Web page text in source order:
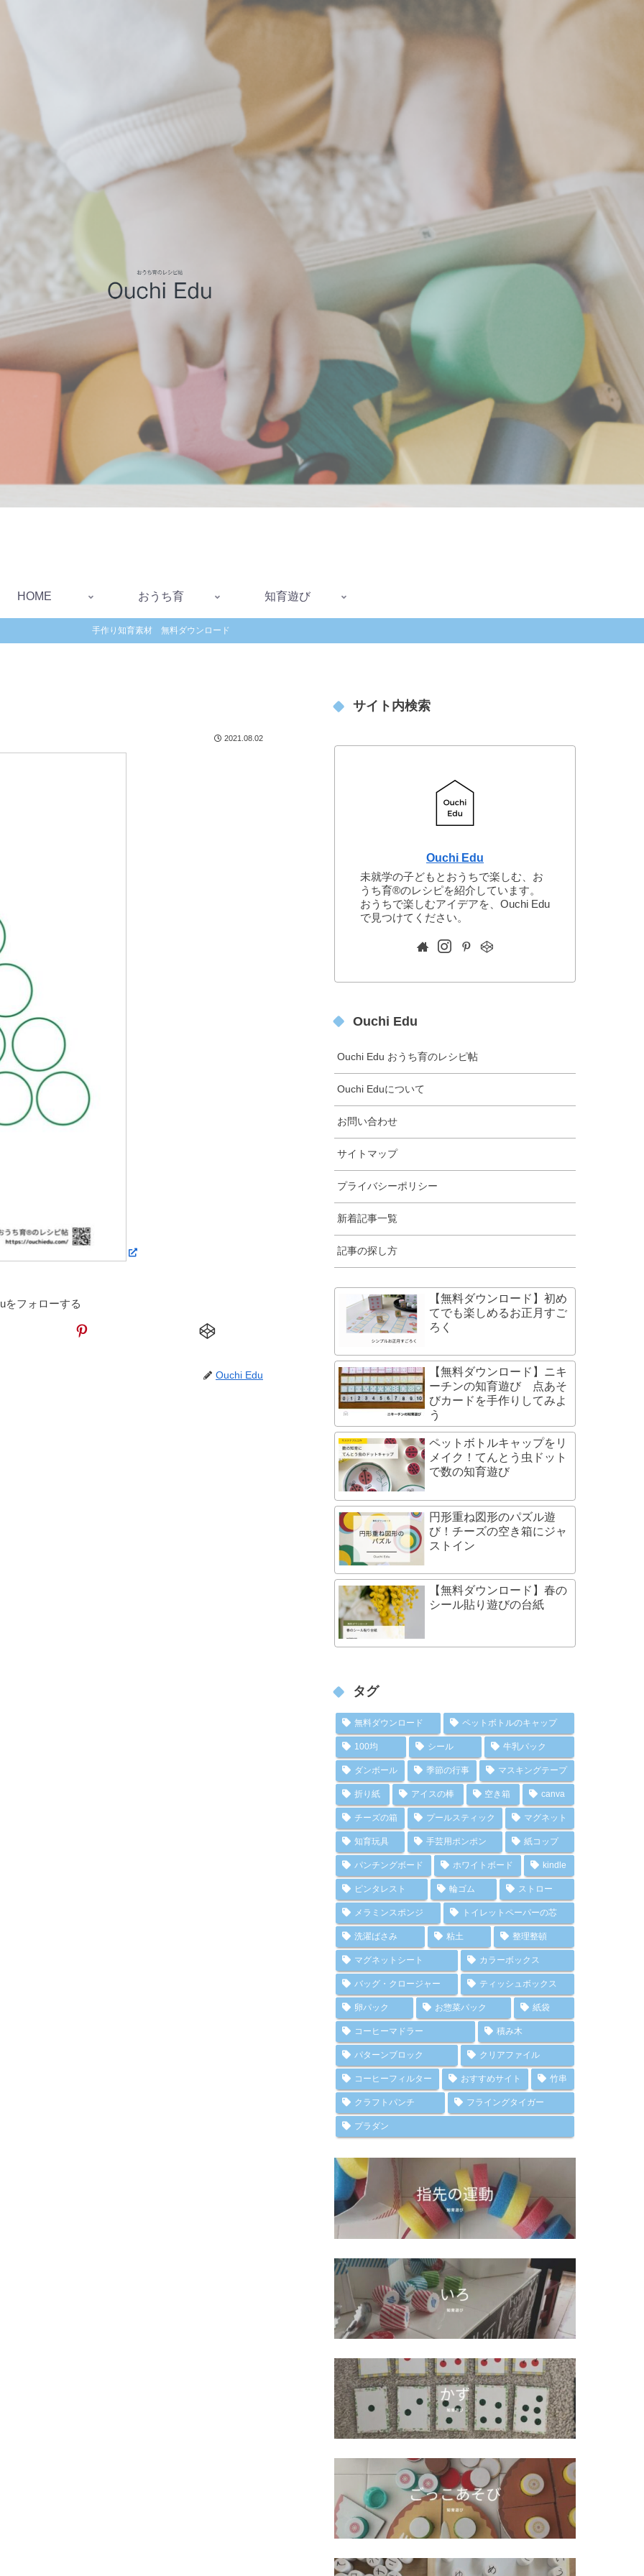
HOME おうち育 知育遊び
手作り知育素材 無料ダウンロード
2021.08.02
をフォローする
Ouchi Edu
サイト内検索
Ouchi Edu
未就学の子どもとおうちで楽しむ、お
うち育®︎のレシピを紹介しています。
おうちで楽しむアイデアを、Ouchi Edu
で見つけてください。
Ouchi Edu
Ouchi Edu おうち育のレシピ帖
Ouchi Eduについて
お問い合わせ
サイトマップ
プライバシーポリシー
新着記事一覧
記事の探し方
【無料ダウンロード】初め
てでも楽しめるお正月すご
ろく
【無料ダウンロード】ニキ
ーチンの知育遊び 点あそ
びカードを手作りしてみよ
う
ペットボトルキャップをリ
メイク！てんとう虫ドット
で数の知育遊び
円形重ね図形のパズル遊
び！チーズの空き箱にジャ
ストイン
【無料ダウンロード】春の
シール貼り遊びの台紙
タグ
無料ダウンロード ペットボトルのキャップ
100均 シール 牛乳パック
ダンボール 季節の行事 マスキングテープ
折り紙 アイスの棒 空き箱 canva
チーズの箱 プールスティック マグネット
知育玩具 手芸用ポンポン 紙コップ
パンチングボード ホワイトボード kindle
ピンタレスト 輪ゴム ストロー
メラミンスポンジ トイレットペーパーの芯
洗濯ばさみ 粘土 整理整頓
マグネットシート カラーボックス
バッグ・クロージャー ティッシュボックス
卵パック お惣菜パック 紙袋
コーヒーマドラー 積み木
パターンブロック クリアファイル
コーヒーフィルター おすすめサイト 竹串
クラフトパンチ フライングタイガー
プラダン